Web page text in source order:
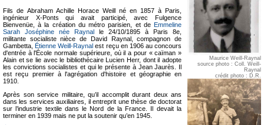
Maurice Weill-Raynal
source photo : Coll. Weill-
Raynal
crédit photo : D.R.
Fils de Abraham Achille Horace Weill né en 1857 à Paris,
ingénieur X-Ponts qui avait participé, avec Fulgence
Bienvenüe, à la création du métro parisien, et de Emmeline
Sarah Joséphine née Raynal le 24/10/1895 à Paris 8e,
militante socialiste nièce de David Raynal, compagnon de
Gambetta,Étienne Weill-Raynal est reçu en 1906 au concours
d'entrée à l'École normale supérieure, où il a pour « caïman »
Alain et se lie avec le bibliothécaire Lucien Herr, dont il adopte
les convictions socialistes et qui le présente à Jean Jaurès. Il
est reçu premier à l'agrégation d'histoire et géographie en
1910.
Après son service militaire, qu’il accomplit durant deux ans
dans les services auxiliaires, il entreprit une thèse de doctorat
sur l’industrie textile dans le Nord de la France. Il devait la
terminer en 1939 mais ne put la soutenir qu’en 1945.